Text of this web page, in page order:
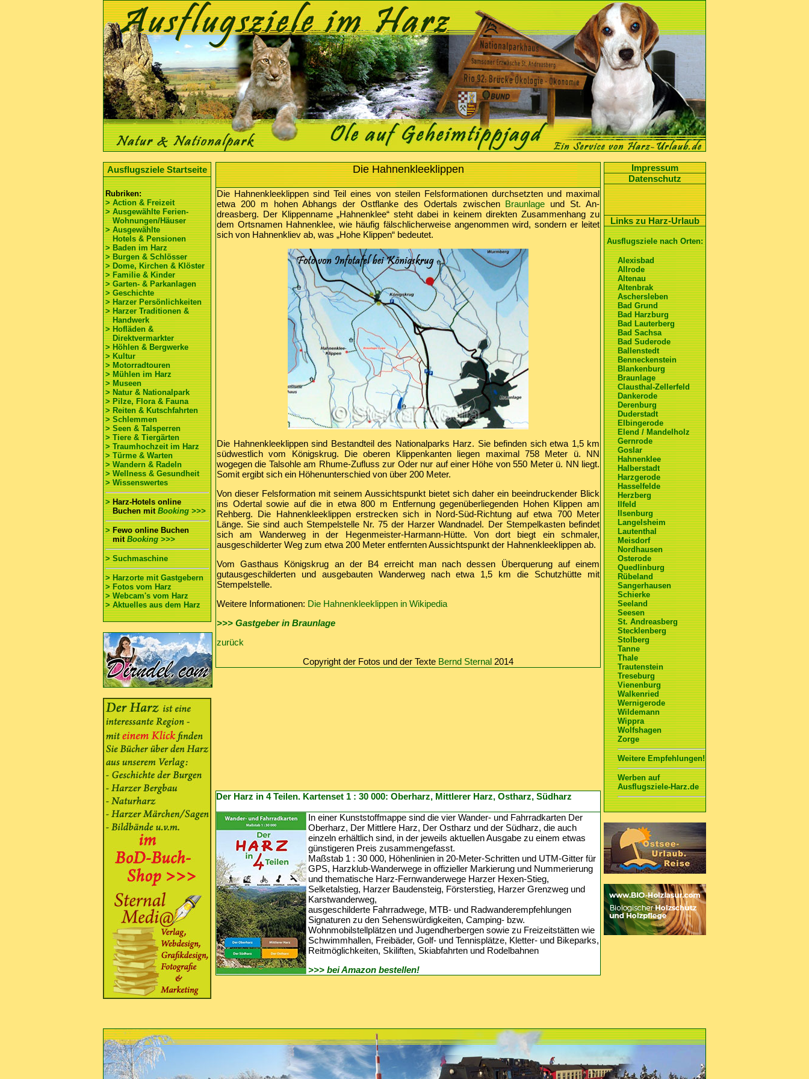
Ausflugsziele Startseite
Rubriken:
> Action & Freizeit
> Ausgewählte Ferien-
Wohnungen/Häuser
> Ausgewählte
Hotels & Pensionen
> Baden im Harz
> Burgen & Schlösser
> Dome, Kirchen & Klöster
> Familie & Kinder
> Garten- & Parkanlagen
> Geschichte
> Harzer Persönlichkeiten
> Harzer Traditionen &
Handwerk
> Hofläden &
Direktvermarkter
> Höhlen & Bergwerke
> Kultur
> Motorradtouren
> Mühlen im Harz
> Museen
> Natur & Nationalpark
> Pilze, Flora & Fauna
> Reiten & Kutschfahrten
> Schlemmen
> Seen & Talsperren
> Tiere & Tiergärten
> Traumhochzeit im Harz
> Türme & Warten
> Wandern & Radeln
> Wellness & Gesundheit
> Wissenswertes
>Harz-Hotels online
Buchen mit Booking >>>
>Fewo online Buchen
mitBooking >>>
> Suchmaschine
> Harzorte mit Gastgebern
> Fotos vom Harz
> Webcam's vom Harz
> Aktuelles aus dem Harz
Die Hahnenkleeklippen
Die Hahnenkleeklippen sind Teil eines von steilen Felsformationen durchsetzten und maximal
etwa 200 m hohen Abhangs der Ostflanke des Odertals zwischen Braunlage und St. An-
dreasberg. Der Klippenname „Hahnenklee“ steht dabei in keinem direkten Zusammenhang zu
dem Ortsnamen Hahnenklee, wie häufig fälschlicherweise angenommen wird, sondern er leitet
sich von Hahnenkliev ab, was „Hohe Klippen“ bedeutet.
Die Hahnenkleeklippen sind Bestandteil des Nationalparks Harz. Sie befinden sich etwa 1,5 km
südwestlich vom Königskrug. Die oberen Klippenkanten liegen maximal 758 Meter ü. NN
wogegen die Talsohle am Rhume-Zufluss zur Oder nur auf einer Höhe von 550 Meter ü. NN liegt.
Somit ergibt sich ein Höhenunterschied von über 200 Meter.
Von dieser Felsformation mit seinem Aussichtspunkt bietet sich daher ein beeindruckender Blick
ins Odertal sowie auf die in etwa 800 m Entfernung gegenüberliegenden Hohen Klippen am
Rehberg. Die Hahnenkleeklippen erstrecken sich in Nord-Süd-Richtung auf etwa 700 Meter
Länge. Sie sind auch Stempelstelle Nr. 75 der Harzer Wandnadel. Der Stempelkasten befindet
sich am Wanderweg in der Hegenmeister-Harmann-Hütte. Von dort biegt ein schmaler,
ausgeschilderter Weg zum etwa 200 Meter entfernten Aussichtspunkt der Hahnenkleeklippen ab.
Vom Gasthaus Königskrug an der B4 erreicht man nach dessen Überquerung auf einem
gutausgeschilderten und ausgebauten Wanderweg nach etwa 1,5 km die Schutzhütte mit
Stempelstelle.
Weitere Informationen: Die Hahnenkleeklippen in Wikipedia
>>> Gastgeber in Braunlage
zurück
Copyright der Fotos und der Texte Bernd Sternal 2014
Impressum
Datenschutz
Links zu Harz-Urlaub
Ausflugsziele nach Orten:
Alexisbad
Allrode
Altenau
Altenbrak
Aschersleben
Bad Grund
Bad Harzburg
Bad Lauterberg
Bad Sachsa
Bad Suderode
Ballenstedt
Benneckenstein
Blankenburg
Braunlage
Clausthal-Zellerfeld
Dankerode
Derenburg
Duderstadt
Elbingerode
Elend / Mandelholz
Gernrode
Goslar
Hahnenklee
Halberstadt
Harzgerode
Hasselfelde
Herzberg
Ilfeld
Ilsenburg
Langelsheim
Lautenthal
Meisdorf
Nordhausen
Osterode
Quedlinburg
Rübeland
Sangerhausen
Schierke
Seeland
Seesen
St. Andreasberg
Stecklenberg
Stolberg
Tanne
Thale
Trautenstein
Treseburg
Vienenburg
Walkenried
Wernigerode
Wildemann
Wippra
Wolfshagen
Zorge
Weitere Empfehlungen!
Werben auf
Ausflugsziele-Harz.de
Der Harz in 4 Teilen. Kartenset 1 : 30 000: Oberharz, Mittlerer Harz, Ostharz, Südharz
In einer Kunststoffmappe sind die vier Wander- und Fahrradkarten Der
Oberharz, Der Mittlere Harz, Der Ostharz und der Südharz, die auch
einzeln erhältlich sind, in der jeweils aktuellen Ausgabe zu einem etwas
günstigeren Preis zusammengefasst.
Maßstab 1 : 30 000, Höhenlinien in 20-Meter-Schritten und UTM-Gitter für
GPS, Harzklub-Wanderwege in offizieller Markierung und Nummerierung
und thematische Harz-Fernwanderwege Harzer Hexen-Stieg,
Selketalstieg, Harzer Baudensteig, Försterstieg, Harzer Grenzweg und
Karstwanderweg,
ausgeschilderte Fahrradwege, MTB- und Radwanderempfehlungen
Signaturen zu den Sehenswürdigkeiten, Camping- bzw.
Wohnmobilstellplätzen und Jugendherbergen sowie zu Freizeitstätten wie
Schwimmhallen, Freibäder, Golf- und Tennisplätze, Kletter- und Bikeparks,
Reitmöglichkeiten, Skiliften, Skiabfahrten und Rodelbahnen
>>> bei Amazon bestellen!